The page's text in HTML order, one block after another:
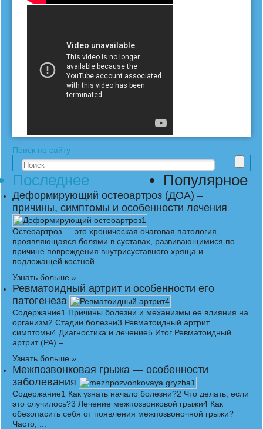
Поиск по сайту
Последнее Популярное
Деформирующий остеоартроз (ДОА) –
причины, симптомы и особенности лечения
Остеоартроз — это хроническая очаговая патология,
проявляющаяся болями в суставах, развивающимися по
причине повреждения внутрисуставного хряща и
подлежащей костной ...
Узнать больше »
Ревматоидный артрит и особенности его
патогенеза
Содержание1 Причины болезни и механизмы ее влияния на
организм2 Стадии болезни3 Ревматоидный артрит
симптомы4 Диагностика и лечение5 Итог Ревматоидный
артрит (РА) – ...
Узнать больше »
Межпозвонковая грыжа — особенности
заболевания
Содержание1 Как узнать начало болезни?2 Что делать, если
это случилось?3 Лечение межпозвонковой грыжи4 Как
обезопасить себя от появления межпозвоночной грыжи?
Часто, ...